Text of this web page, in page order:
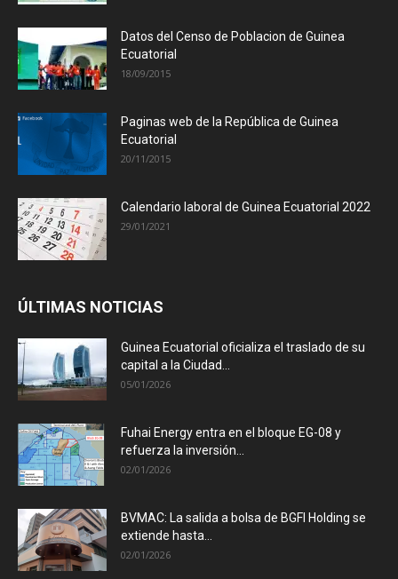
Datos del Censo de Poblacion de Guinea
Ecuatorial
18/09/2015
Paginas web de la República de Guinea
Ecuatorial
20/11/2015
Calendario laboral de Guinea Ecuatorial 2022
29/01/2021
ÚLTIMAS NOTICIAS
Guinea Ecuatorial oficializa el traslado de su
capital a la Ciudad...
05/01/2026
Fuhai Energy entra en el bloque EG-08 y
refuerza la inversión...
02/01/2026
BVMAC: La salida a bolsa de BGFI Holding se
extiende hasta...
02/01/2026